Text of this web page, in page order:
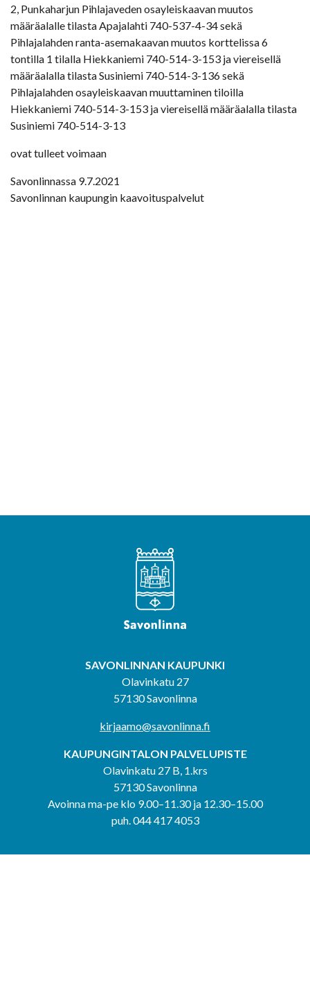
2, Punkaharjun Pihlajaveden osayleiskaavan muutos
määräalalle tilasta Apajalahti 740-537-4-34 sekä
Pihlajalahden ranta-asemakaavan muutos korttelissa 6
tontilla 1 tilalla Hiekkaniemi 740-514-3-153 ja viereisellä
määräalalla tilasta Susiniemi 740-514-3-136 sekä
Pihlajalahden osayleiskaavan muuttaminen tiloilla
Hiekkaniemi 740-514-3-153 ja viereisellä määräalalla tilasta
Susiniemi 740-514-3-13
ovat tulleet voimaan
Savonlinnassa 9.7.2021
Savonlinnan kaupungin kaavoituspalvelut
SAVONLINNAN KAUPUNKI
Olavinkatu 27
57130 Savonlinna
kirjaamo@savonlinna.fi
KAUPUNGINTALON PALVELUPISTE
Olavinkatu 27 B, 1.krs
57130 Savonlinna
Avoinna ma-pe klo 9.00–11.30 ja 12.30–15.00
puh. 044 417 4053